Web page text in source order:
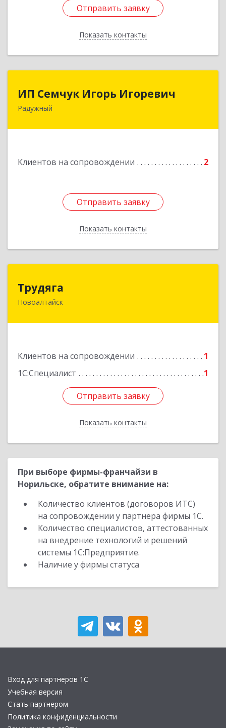
Отправить заявку
Показать контакты
Отправить заявку
Назад
ИП Семчук Игорь Игоревич
Радужный
Клиентов на сопровождении 2
Отправить заявку
Показать контакты
628464, ХМАО-Югра, г. Радужный, 1 мкн.,
Отправить заявку
Назад
Трудяга
Новоалтайск
Клиентов на сопровождении
1
1С:Специалист
1
Отправить заявку
Показать контакты
658080, Алтайский край, Новоалтайск г,
Отправить заявку
Назад
При выборе фирмы-франчайзи в
Норильске, обратите внимание на:
Количество клиентов (договоров ИТС)
на сопровождении у партнера фирмы 1С.
Количество специалистов, аттестованных
на внедрение технологий и решений
системы 1С:Предприятие.
Наличие у фирмы статуса
Вход для партнеров 1С
Учебная версия
Стать партнером
Политика конфиденциальности